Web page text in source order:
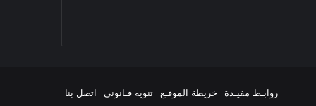
روابـط مفيـدة خريطة الموقـع تنويه قـانوني اتصل بنا ‫YouTubeانستقرام